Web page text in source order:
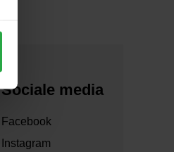
Sociale media
Facebook
Instagram